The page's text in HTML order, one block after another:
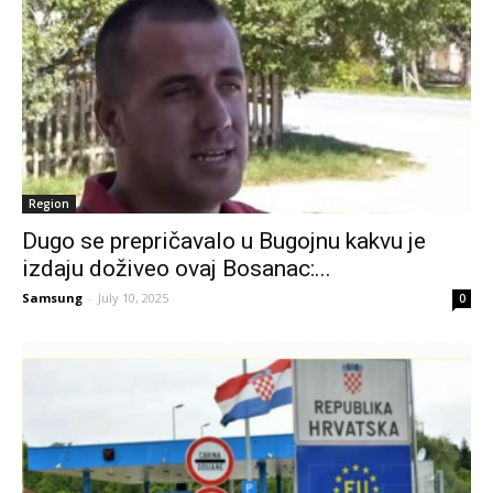
Region
Dugo se prepričavalo u Bugojnu kakvu je
izdaju doživeo ovaj Bosanac:...
Samsung - July 10, 2025 0